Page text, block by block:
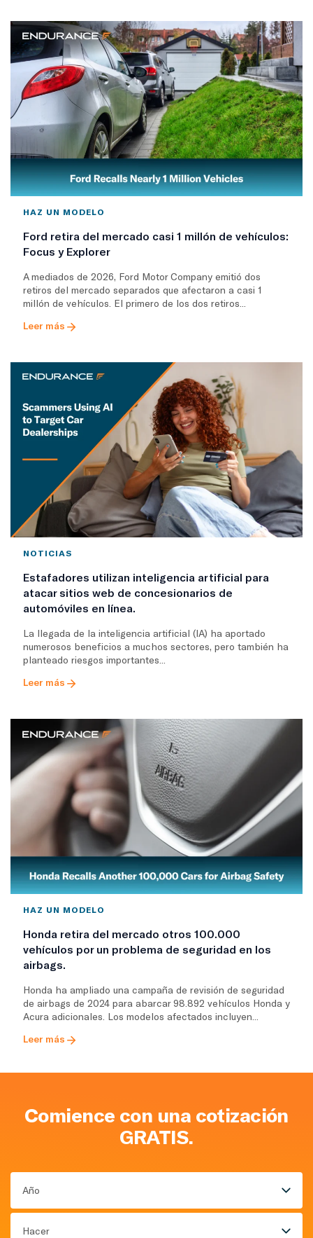
HAZ UN MODELO
Ford retira del mercado casi 1 millón de vehículos:
Focus y Explorer
A mediados de 2026, Ford Motor Company emitió dos
retiros del mercado separados que afectaron a casi 1
millón de vehículos. El primero de los dos retiros...
Leer más
NOTICIAS
Estafadores utilizan inteligencia artificial para
atacar sitios web de concesionarios de
automóviles en línea.
La llegada de la inteligencia artificial (IA) ha aportado
numerosos beneficios a muchos sectores, pero también ha
planteado riesgos importantes...
Leer más
HAZ UN MODELO
Honda retira del mercado otros 100.000
vehículos por un problema de seguridad en los
airbags.
Honda ha ampliado una campaña de revisión de seguridad
de airbags de 2024 para abarcar 98.892 vehículos Honda y
Acura adicionales. Los modelos afectados incluyen...
Leer más
Comience con una cotización
GRATIS.
Año
Hacer